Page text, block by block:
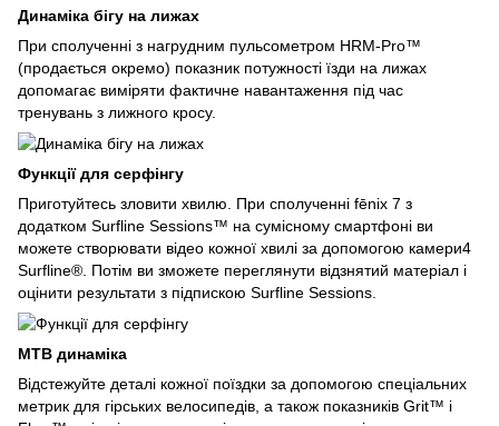
Динаміка бігу на лижах
При сполученні з нагрудним пульсометром HRM-Pro™
(продається окремо) показник потужності їзди на лижах
допомагає виміряти фактичне навантаження під час
тренувань з лижного кросу.
Функції для серфінгу
Приготуйтесь зловити хвилю. При сполученні fēnix 7 з
додатком Surfline Sessions™ на сумісному смартфоні ви
можете створювати відео кожної хвилі за допомогою камери4
Surfline®. Потім ви зможете переглянути відзнятий матеріал і
оцінити результати з підпискою Surfline Sessions.
MTB динаміка
Відстежуйте деталі кожної поїздки за допомогою спеціальних
метрик для гірських велосипедів, а також показників Grit™ і